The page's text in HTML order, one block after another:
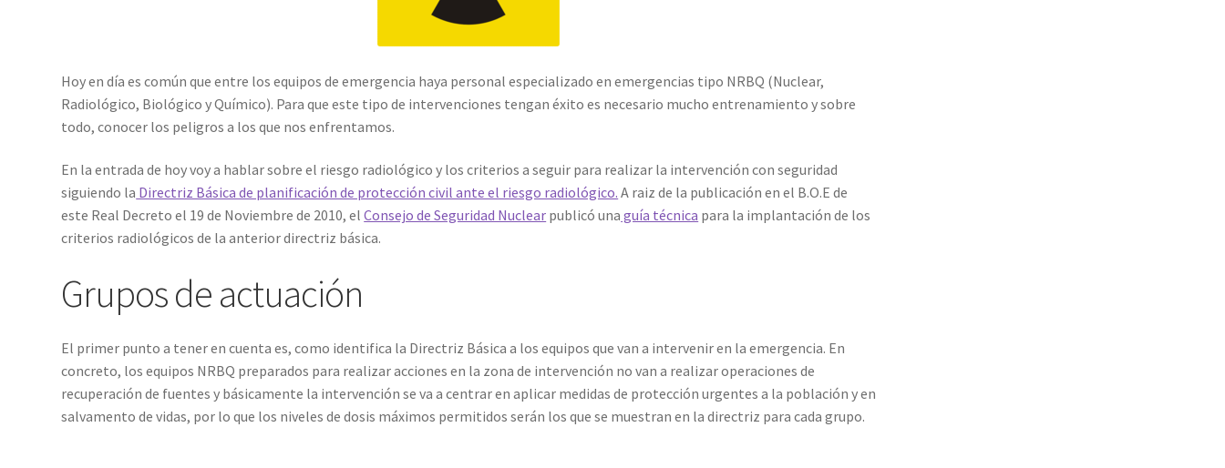
Hoy en día es común que entre los equipos de emergencia haya personal especializado en emergencias tipo NRBQ (Nuclear,
Radiológico, Biológico y Químico). Para que este tipo de intervenciones tengan éxito es necesario mucho entrenamiento y sobre
todo, conocer los peligros a los que nos enfrentamos.
En la entrada de hoy voy a hablar sobre el riesgo radiológico y los criterios a seguir para realizar la intervención con seguridad
siguiendo la Directriz Básica de planificación de protección civil ante el riesgo radiológico. A raiz de la publicación en el B.O.E de
este Real Decreto el 19 de Noviembre de 2010, elConsejo de Seguridad Nuclear publicó una guía técnica para la implantación de los
criterios radiológicos de la anterior directriz básica.
Grupos de actuación
El primer punto a tener en cuenta es, como identifica la Directriz Básica a los equipos que van a intervenir en la emergencia. En
concreto, los equipos NRBQ preparados para realizar acciones en la zona de intervención no van a realizar operaciones de
recuperación de fuentes y básicamente la intervención se va a centrar en aplicar medidas de protección urgentes a la población y en
salvamento de vidas, por lo que los niveles de dosis máximos permitidos serán los que se muestran en la directriz para cada grupo.